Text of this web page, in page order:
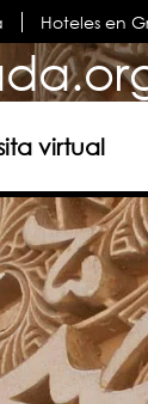
Hoteles en
virtual